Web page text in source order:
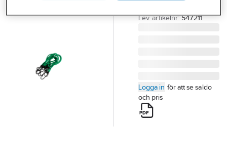
Lev. artikelnr: 547211
Logga in för att se saldo
och pris